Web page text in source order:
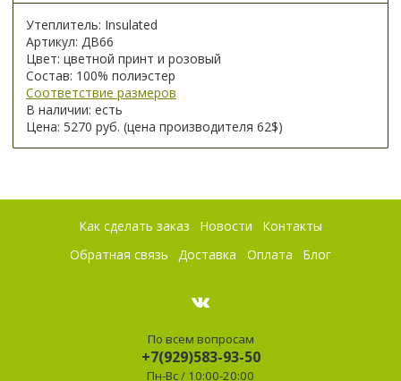
Утеплитель: Insulated
Артикул: ДВ66
Цвет: цветной принт и розовый
Состав: 100% полиэстер
Соответствие размеров
В наличии: есть
Цена: 5270 руб. (цена производителя 62$)
Как сделать заказ Новости
Контакты
Обратная связь
Доставка Оплата Блог
По всем вопросам
+7(929)583-93-50
Пн-Вс / 10:00-20:00